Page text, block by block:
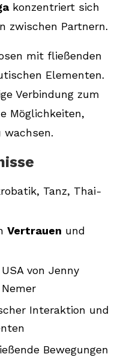
auch alleine
für den Einstieg
Community?
konzentriert sich
zwischen Partnern.
mit fließenden
Elementen.
Verbindung zum
Möglichkeiten,
wachsen.
Tanz, Thai-
Vertrauen und
von Jenny
Interaktion und
Bewegungen